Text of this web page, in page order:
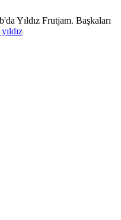
Yıldız Frutjam. Başkaları